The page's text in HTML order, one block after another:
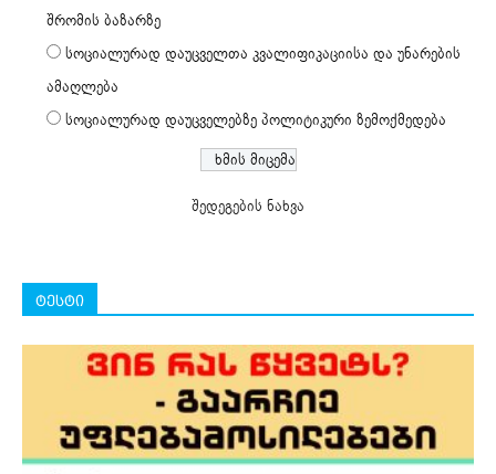
შრომის ბაზარზე
სოციალურად დაუცველთა კვალიფიკაციისა და უნარების
ამაღლება
სოციალურად დაუცველებზე პოლიტიკური ზემოქმედება
შედეგების ნახვა
ტესტი